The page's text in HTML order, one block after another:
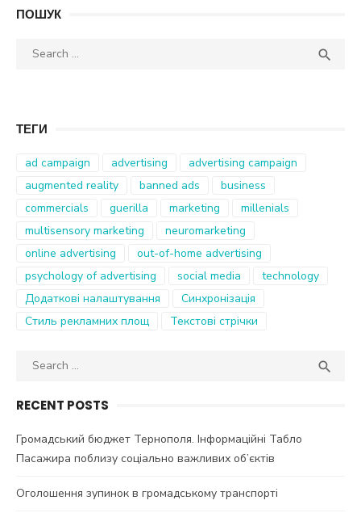
ПОШУК
Search

ТЕГИ
ad campaign advertising
advertising campaign
augmented reality
banned ads
business
commercials
guerilla marketing
millenials
multisensory marketing
neuromarketing
online advertising
out-of-home advertising
psychology of advertising
social media
technology
Додаткові налаштування
Синхронізація
Стиль рекламних площ
Текстові стрічки
Search

RECENT POSTS
Громадський бюджет Тернополя. Інформаційні Табло
Пасажира поблизу соціально важливих об’єктів
Оголошення зупинок в громадському транспорті